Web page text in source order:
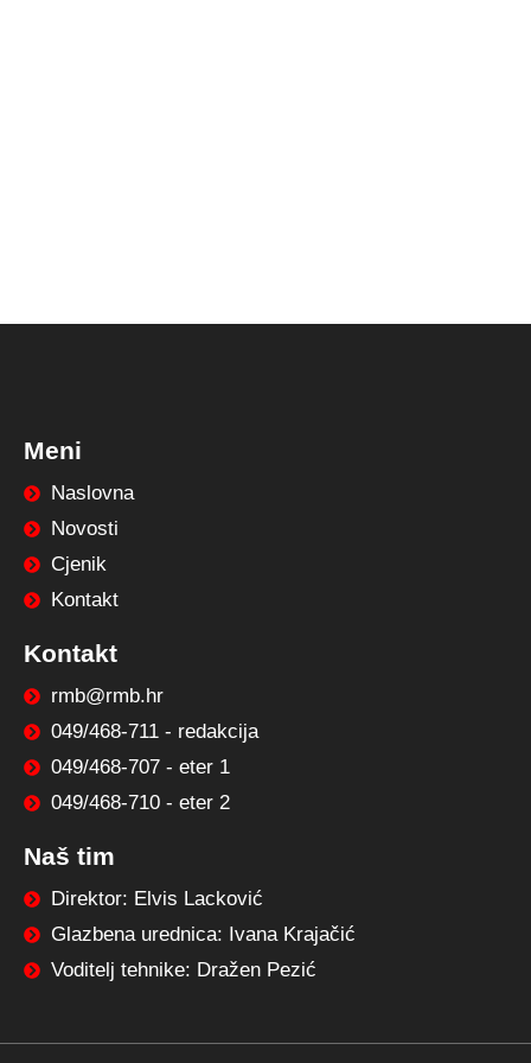
Meni
Naslovna
Novosti
Cjenik
Kontakt
Kontakt
rmb@rmb.hr
049/468-711 - redakcija
049/468-707 - eter 1
049/468-710 - eter 2
Naš tim
Direktor: Elvis Lacković
Glazbena urednica: Ivana Krajačić
Voditelj tehnike: Dražen Pezić